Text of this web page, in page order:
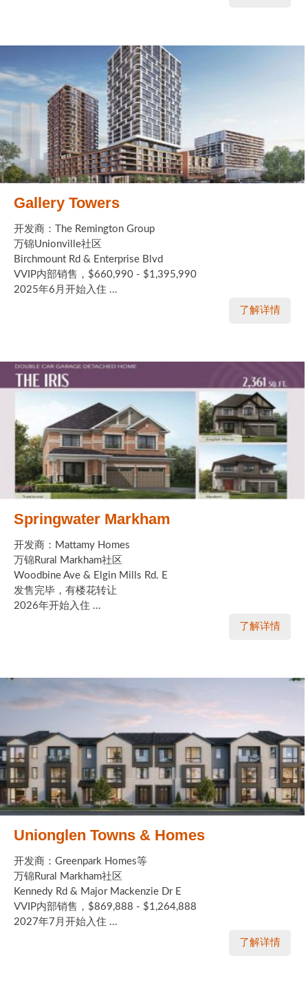
Gallery Towers
开发商：The Remington Group
万锦Unionville社区
Birchmount Rd & Enterprise Blvd
VVIP内部销售，$660,990 - $1,395,990
2025年6月开始入住 ...
了解详情
Springwater Markham
开发商：Mattamy Homes
万锦Rural Markham社区
Woodbine Ave & Elgin Mills Rd. E
发售完毕，有楼花转让
2026年开始入住 ...
了解详情
Unionglen Towns & Homes
开发商：Greenpark Homes等
万锦Rural Markham社区
Kennedy Rd & Major Mackenzie Dr E
VVIP内部销售，$869,888 - $1,264,888
2027年7月开始入住 ...
了解详情